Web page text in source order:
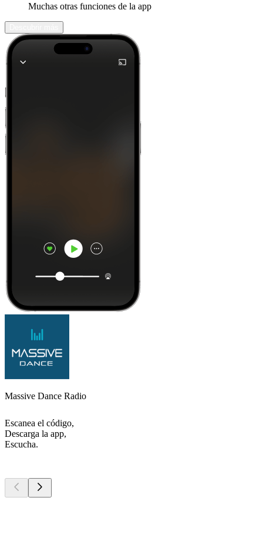
Muchas otras funciones de la app
Massive Dance Radio
Escanea el código,
Descarga la app,
Escucha.